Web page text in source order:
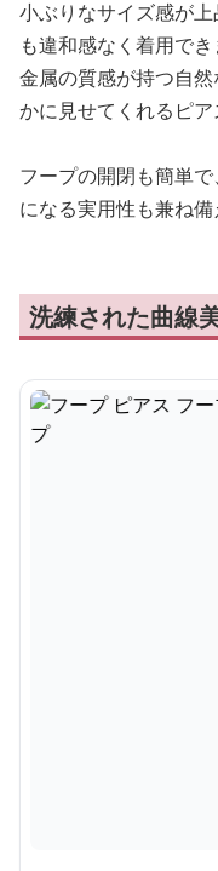
小ぶりなサイズ感が
も違和感なく着用でき
金属の質感が持つ自
かに見せてくれるピア
フープの開閉も簡単
になる実用性も兼ね備
洗練された曲線